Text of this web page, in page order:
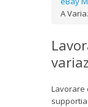
A
Lavorare